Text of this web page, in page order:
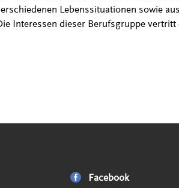
Lebenssituationen sowie
Interessen dieser Berufsgruppe vertritt
Facebook